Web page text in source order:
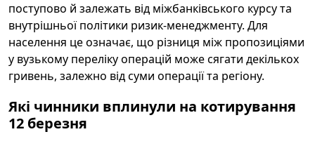
поступово й залежать від міжбанківського курсу та
внутрішньої політики ризик-менеджменту. Для
населення це означає, що різниця між пропозиціями
у вузькому переліку операцій може сягати декількох
гривень, залежно від суми операції та регіону.
Які чинники вплинули на котирування
12 березня